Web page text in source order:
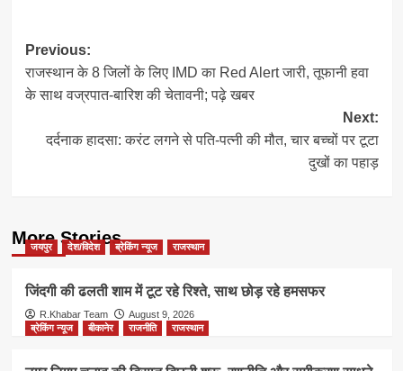
Post
navigation
Previous:
राजस्थान के 8 जिलों के लिए IMD का Red Alert जारी, तूफानी हवा
के साथ वज्रपात-बारिश की चेतावनी; पढ़े खबर
Next:
दर्दनाक हादसा: करंट लगने से पति-पत्नी की मौत, चार बच्चों पर टूटा
दुखों का पहाड़
More Stories
जयपुर देश/विदेश ब्रेकिंग न्यूज राजस्थान
जिंदगी की ढलती शाम में टूट रहे रिश्ते, साथ छोड़ रहे हमसफर
R.Khabar Team
August 9, 2026
ब्रेकिंग न्यूज
बीकानेर राजनीति राजस्थान